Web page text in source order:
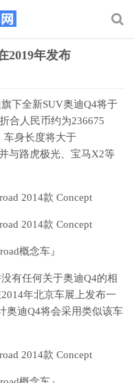
2019年发布
下全新SUV奥迪Q4将于
合人民币约为236675
车身长度将大于
与路虎极光、宝马X2等
概念车』
任何关于奥迪Q4的相
年北京车展上发布一
奥迪Q4将会采用类似该车